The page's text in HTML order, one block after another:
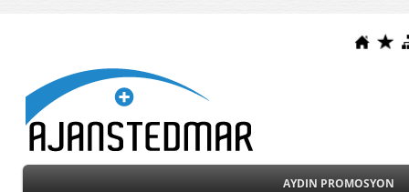
AYDIN PROMOSYON